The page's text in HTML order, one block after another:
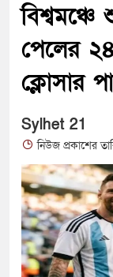
পেলের
ক্লোসার
Sylhet 21
নিউজ প্রকাশের